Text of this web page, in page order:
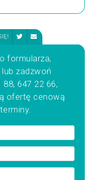
formularza,
lub zadzwoń
647 22 66,
ofertę cenową